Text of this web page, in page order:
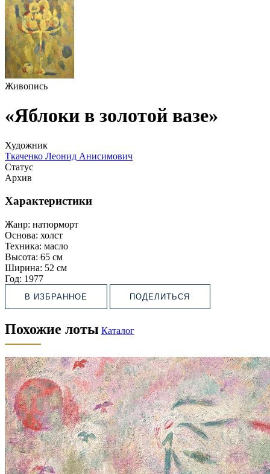
Живопись
«Яблоки в золотой вазе»
Художник
Ткаченко Леонид Анисимович
Статус
Архив
Характеристики
Жанр: натюрморт
Основа: холст
Техника: масло
Высота: 65 см
Ширина: 52 см
Год: 1977
В ИЗБРАННОЕ ПОДЕЛИТЬСЯ
Похожие лоты Каталог